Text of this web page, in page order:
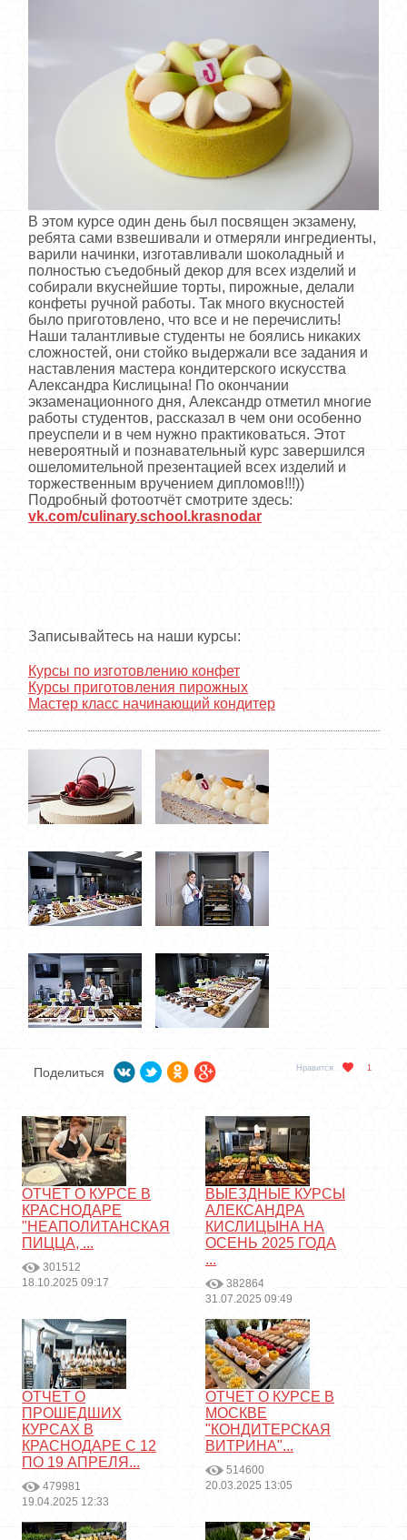
В этом курсе один день был посвящен экзамену,
ребята сами взвешивали и отмеряли ингредиенты,
варили начинки, изготавливали шоколадный и
полностью съедобный декор для всех изделий и
собирали вкуснейшие торты, пирожные, делали
конфеты ручной работы. Так много вкусностей
было приготовлено, что все и не перечислить!
Наши талантливые студенты не боялись никаких
сложностей, они стойко выдержали все задания и
наставления мастера кондитерского искусства
Александра Кислицына! По окончании
экзаменационного дня, Александр отметил многие
работы студентов, рассказал в чем они особенно
преуспели и в чем нужно практиковаться. Этот
невероятный и познавательный курс завершился
ошеломительной презентацией всех изделий и
торжественным вручением дипломов!!!))
Подробный фотоотчёт смотрите здесь:
vk.com/culinary.school.krasnodar
Записывайтесь на наши курсы:
Курсы по изготовлению конфет
Курсы приготовления пирожных
Мастер класс начинающий кондитер
Поделиться Нравится 1
ОТЧЕТ О КУРСЕ В
КРАСНОДАРЕ
"НЕАПОЛИТАНСКАЯ
ПИЦЦА, ...
301512
18.10.2025 09:17
ВЫЕЗДНЫЕ КУРСЫ
АЛЕКСАНДРА
КИСЛИЦЫНА НА
ОСЕНЬ 2025 ГОДА
...
382864
31.07.2025 09:49
ОТЧЕТ О
ПРОШЕДШИХ
КУРСАХ В
КРАСНОДАРЕ С 12
ПО 19 АПРЕЛЯ...
479981
19.04.2025 12:33
ОТЧЕТ О КУРСЕ В
МОСКВЕ
"КОНДИТЕРСКАЯ
ВИТРИНА"...
514600
20.03.2025 13:05